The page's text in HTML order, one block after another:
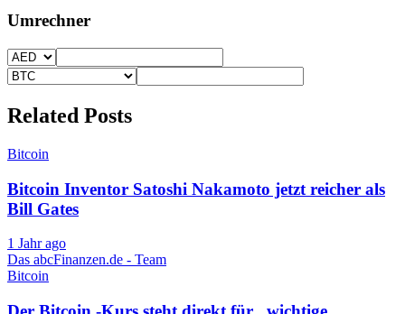
Umrechner
Related Posts
Bitcoin
Bitcoin Inventor Satoshi Nakamoto jetzt reicher als
Bill Gates
1 Jahr ago
Das abcFinanzen.de - Team
Bitcoin